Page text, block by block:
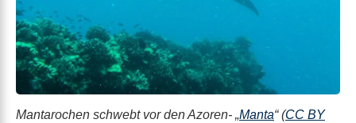
Mantarochen schwebt vor den Azoren- „Manta“ (CC BY